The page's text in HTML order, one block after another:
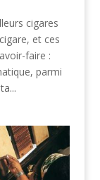
cigares
et ces
faire :
parmi